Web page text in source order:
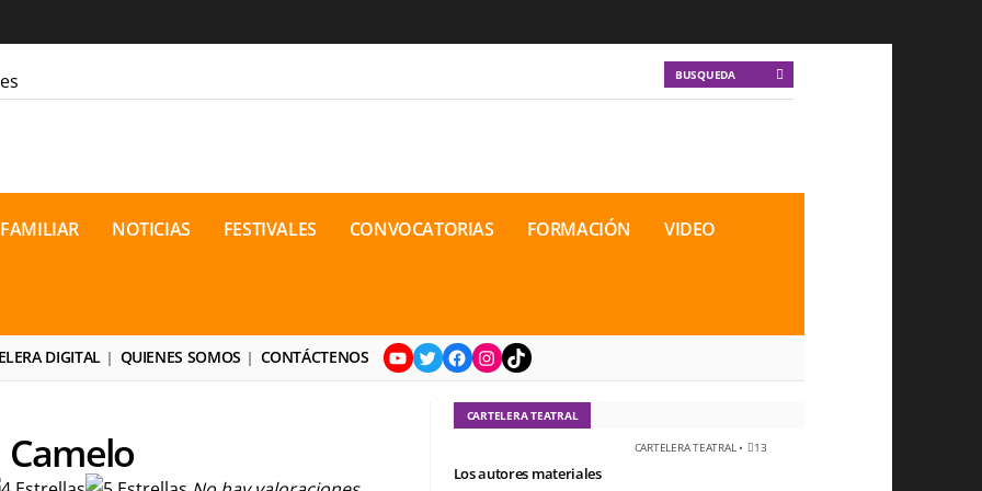
la cordura
de dramaturgia / 16 de agosto
NOTICIAS FESTIVALES CONVOCATORIAS FORMACIÓN VIDEO
DIGITAL QUIENES SOMOS CONTÁCTENOS YouTube
TwitterFacebook
Instagram
TikTok
CARTELERA TEATRAL
CARTELERA TEATRAL• 13
Los autores materiales